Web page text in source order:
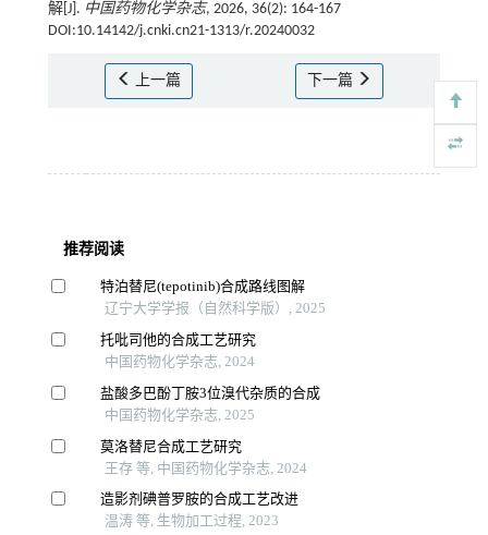
解[J]. 中国药物化学杂志, 2026, 36(2): 164-167
DOI:10.14142/j.cnki.cn21-1313/r.20240032
上一篇 下一篇